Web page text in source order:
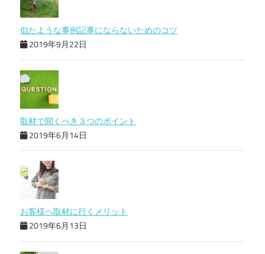
似たような事例記事にならないためのコツ
2019年9月22日
取材で聞くべき３つのポイント
2019年6月14日
お客様へ取材に行くメリット
2019年6月13日